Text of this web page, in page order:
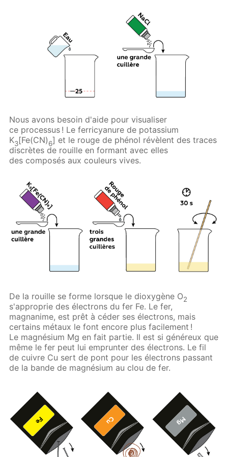
Nous avons besoin d'aide pour visualiser
ce processus ! Le ferricyanure de potassium
K3[Fe(CN)6] et le rouge de phénol révèlent des traces
discrètes de rouille en formant avec elles
des composés aux couleurs vives.
De la rouille se forme lorsque le dioxygène O2
s'approprie des électrons du fer Fe. Le fer,
magnanime, est prêt à céder ses électrons, mais
certains métaux le font encore plus facilement !
Le magnésium Mg en fait partie. Il est si généreux que
même le fer peut lui emprunter des électrons. Le fil
de cuivre Cu sert de pont pour les électrons passant
de la bande de magnésium au clou de fer.